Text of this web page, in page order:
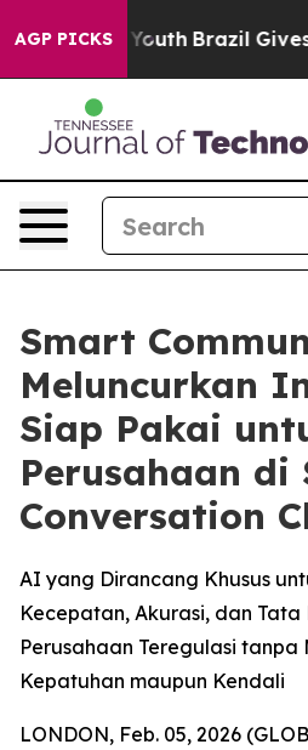
AGP PICKS
to Youth Brazil Gives
Smart
Meluncurkan
Siap Pakai
Perusahaan di
Conversation
AI yang Dirancang Khusus
Kecepatan, Akurasi, dan
Perusahaan Teregulasi tanpa
Kepatuhan maupun Kendali
LONDON, Feb. 05, 2026